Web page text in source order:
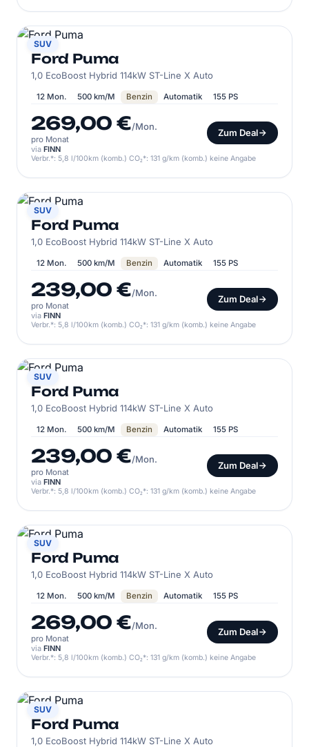
SUV
FORD
Ford Puma
1,0 EcoBoost Hybrid 114kW ST-Line X Auto
12 Mon. 500 km/M Benzin Automatik 155 PS
269,00 €/Mon.
pro Monat
Zum Deal
via FINN
Verbr.*: 5,8 l/100km (komb.) CO₂*: 131 g/km (komb.) keine Angabe
SUV
FORD
Ford Puma
1,0 EcoBoost Hybrid 114kW ST-Line X Auto
12 Mon. 500 km/M Benzin Automatik 155 PS
239,00 €/Mon.
pro Monat
Zum Deal
via FINN
Verbr.*: 5,8 l/100km (komb.) CO₂*: 131 g/km (komb.) keine Angabe
SUV
FORD
Ford Puma
1,0 EcoBoost Hybrid 114kW ST-Line X Auto
12 Mon. 500 km/M Benzin Automatik 155 PS
239,00 €/Mon.
pro Monat
Zum Deal
via FINN
Verbr.*: 5,8 l/100km (komb.) CO₂*: 131 g/km (komb.) keine Angabe
SUV
FORD
Ford Puma
1,0 EcoBoost Hybrid 114kW ST-Line X Auto
12 Mon. 500 km/M Benzin Automatik 155 PS
269,00 €/Mon.
pro Monat
Zum Deal
via FINN
Verbr.*: 5,8 l/100km (komb.) CO₂*: 131 g/km (komb.) keine Angabe
SUV
FORD
Ford Puma
1,0 EcoBoost Hybrid 114kW ST-Line X Auto